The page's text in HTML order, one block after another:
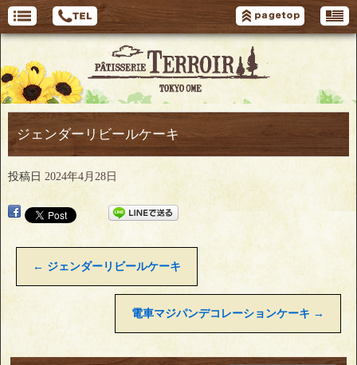
ジェンダーリビールケーキ
投稿日 2024年4月28日
← ジェンダーリビールケーキ
電車マジパンデコレーションケーキ →